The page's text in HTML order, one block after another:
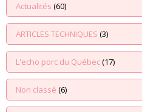
Actualités (60)
ARTICLES TECHNIQUES (3)
L'echo porc du Québec(17)
Non classé (6)